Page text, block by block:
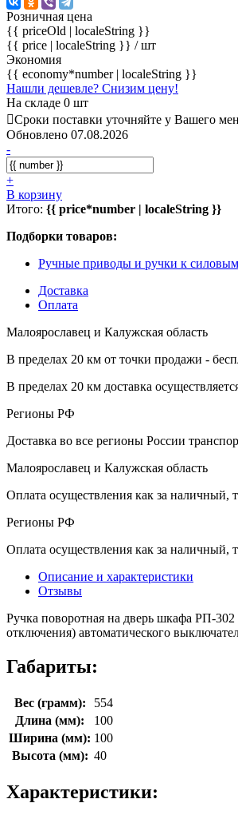
Розничная цена
{{ priceOld | localeString }}
{{ price | localeString }} / шт
Экономия
{{ economy*number | localeString }}
Нашли дешевле? Снизим цену!
На складе 0 шт
Сроки поставки уточняйте у Вашего
Обновлено 07.08.2026
-
+
В корзину
Итого: {{ price*number | localeString }}
Подборки товаров:
Ручные приводы и ручки к
Доставка
Оплата
Малоярославец и Калужская область
В пределах 20 км от точки продажи -
В пределах 20 км доставка
Регионы РФ
Доставка во все регионы России
Малоярославец и Калужская область
Оплата осуществления как за наличный,
Регионы РФ
Оплата осуществления как за наличный,
Описание и характеристики
Отзывы
Ручка поворотная на дверь шкафа РП-
отключения) автоматического
Габариты:
Вес (грамм):
554
Длина (мм):
100
Ширина (мм): 100
Высота (мм): 40
Характеристики: